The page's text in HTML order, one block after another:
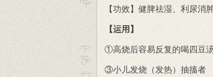
【功效】健脾祛湿、利尿消
【运用】
①高烧后容易反复的喝四豆汤
③小儿发烧（发热）抽搐者